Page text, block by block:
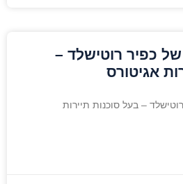
כפיר רוטישלד –
אגיטורס
– בעל סוכנות תיירות